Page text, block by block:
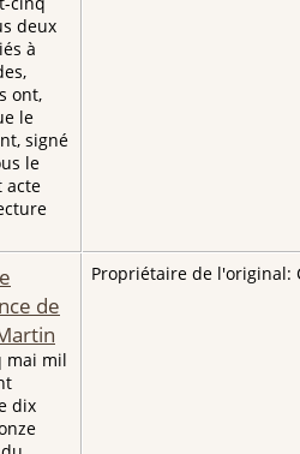
deux
à
ont,
le
signé
le
acte
de
mai mil
dix
Propriétaire de l'original: